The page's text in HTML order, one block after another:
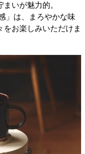
いが魅力的。
」は、まろやかな味
お楽しみいただけま